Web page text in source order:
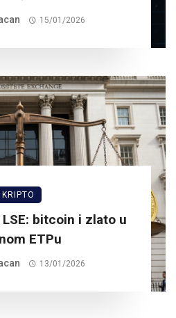
15/01/2026
KRIPTO
LSE: bitcoin i zlato u
ETPu
13/01/2026